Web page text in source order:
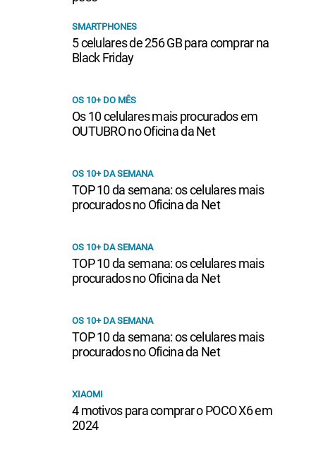
SMARTPHONES
5 celulares de 256 GB para comprar na
Black Friday
OS 10+ DO MÊS
Os 10 celulares mais procurados em
OUTUBRO no Oficina da Net
OS 10+ DA SEMANA
TOP 10 da semana: os celulares mais
procurados no Oficina da Net
OS 10+ DA SEMANA
TOP 10 da semana: os celulares mais
procurados no Oficina da Net
OS 10+ DA SEMANA
TOP 10 da semana: os celulares mais
procurados no Oficina da Net
XIAOMI
4 motivos para comprar o POCO X6 em
2024